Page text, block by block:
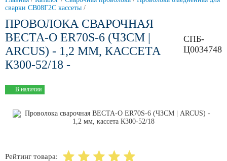
сварки СВ08Г2С кассеты /
ПРОВОЛОКА СВАРОЧНАЯ
ВЕСТА-О ER70S-6 (ЧЗСМ |
ARCUS) - 1,2 ММ, КАССЕТА
К300-52/18 -
СПБ-
Ц0034748
В наличии
Рейтинг товара: